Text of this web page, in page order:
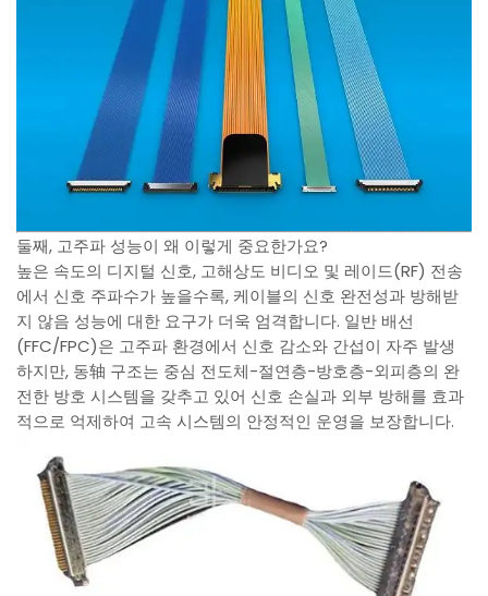
둘째, 고주파 성능이 왜 이렇게 중요한가요?
높은 속도의 디지털 신호, 고해상도 비디오 및 레이드(RF) 전송
에서 신호 주파수가 높을수록, 케이블의 신호 완전성과 방해받
지 않음 성능에 대한 요구가 더욱 엄격합니다. 일반 배선
(FFC/FPC)은 고주파 환경에서 신호 감소와 간섭이 자주 발생
하지만, 동轴 구조는 중심 전도체-절연층-방호층-외피층의 완
전한 방호 시스템을 갖추고 있어 신호 손실과 외부 방해를 효과
적으로 억제하여 고속 시스템의 안정적인 운영을 보장합니다.